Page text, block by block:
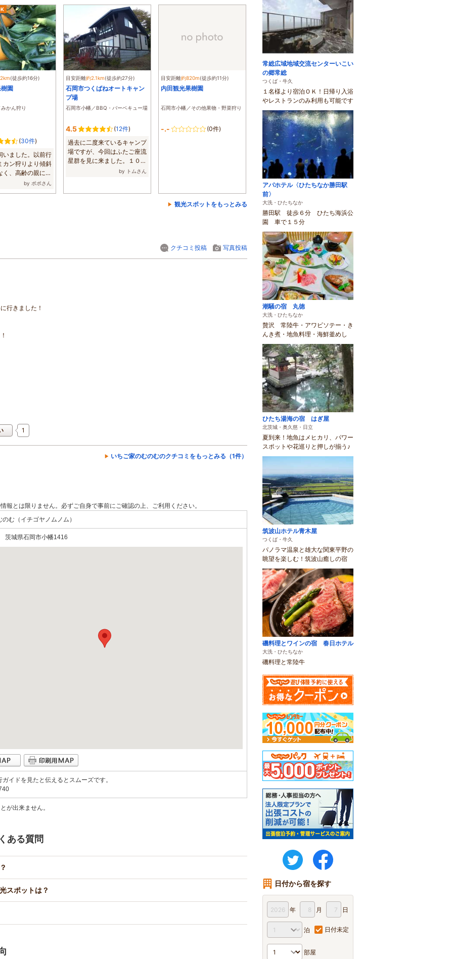
(徒歩約16分)
園
かん狩り
(30件)
いました。以前行
カン狩りより傾斜
く、高齢の親にも
by ポポさん
目安距離約2.1km(徒歩約27分)
石岡市つくばねオートキャン
プ場
石岡市小幡／BBQ・バーベキュー場
4.5 (12件)
過去に二度来ているキャンプ
場ですが、今回はふたご座流
星群を見に来ました。１０サ
by トムさん
目安距離約820m(徒歩約11分)
内田観光果樹園
石岡市小幡／その他果物・野菜狩り
-.- (0件)
観光スポットをもっとみる
クチコミ投稿 写真投稿
行きました！
1
いちご家のむのむのクチコミをもっとみる（1件）
とは限りません。必ずご自身で事前にご確認の上、ご利用ください。
む（イチゴヤノムノム）
城県石岡市小幡1416
イドを見たと伝えるとスムーズです。
が出来ません。
ある質問
スポットは？
常総広域地域交流センターいこい
の郷常総
つくば・牛久
１名様より宿泊ＯＫ！日帰り入浴
やレストランのみ利用も可能です
アパホテル〈ひたちなか勝田駅
前〉
大洗・ひたちなか
勝田駅 徒歩６分 ひたち海浜公
園 車で１５分
潮騒の宿 丸徳
大洗・ひたちなか
贅沢 常陸牛・アワビソテー・き
んき煮・地魚料理・海鮮釜めし
ひたち湯海の宿 はぎ屋
北茨城・奥久慈・日立
夏到来！地魚はメヒカリ、パワー
スポットや花巡りと押しが揃う♪
筑波山ホテル青木屋
つくば・牛久
パノラマ温泉と雄大な関東平野の
眺望を楽しむ！筑波山癒しの宿
磯料理とワインの宿 春日ホテル
大洗・ひたちなか
磯料理と常陸牛
twitter
日付から宿を探す
年 月 日
泊 日付未定
部屋